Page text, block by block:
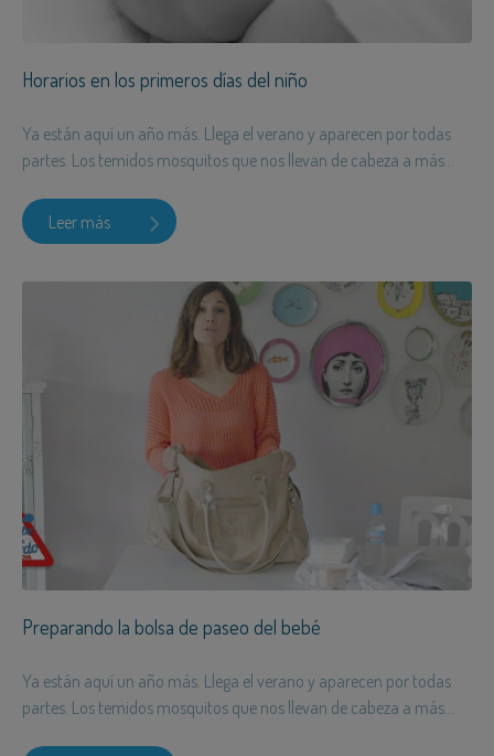
Horarios en los primeros días del niño
Ya están aquí un año más. Llega el verano y aparecen por todas
partes. Los temidos mosquitos que nos llevan de cabeza a más...
Leer más
Preparando la bolsa de paseo del bebé
Ya están aquí un año más. Llega el verano y aparecen por todas
partes. Los temidos mosquitos que nos llevan de cabeza a más...